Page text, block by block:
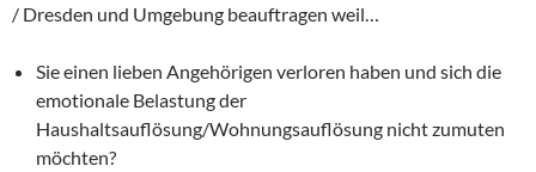
/ Dresden und Umgebung beauftragen weil…
Sie einen lieben Angehörigen verloren haben und sich die
emotionale Belastung der
Haushaltsauflösung/Wohnungsauflösung nicht zumuten
möchten?